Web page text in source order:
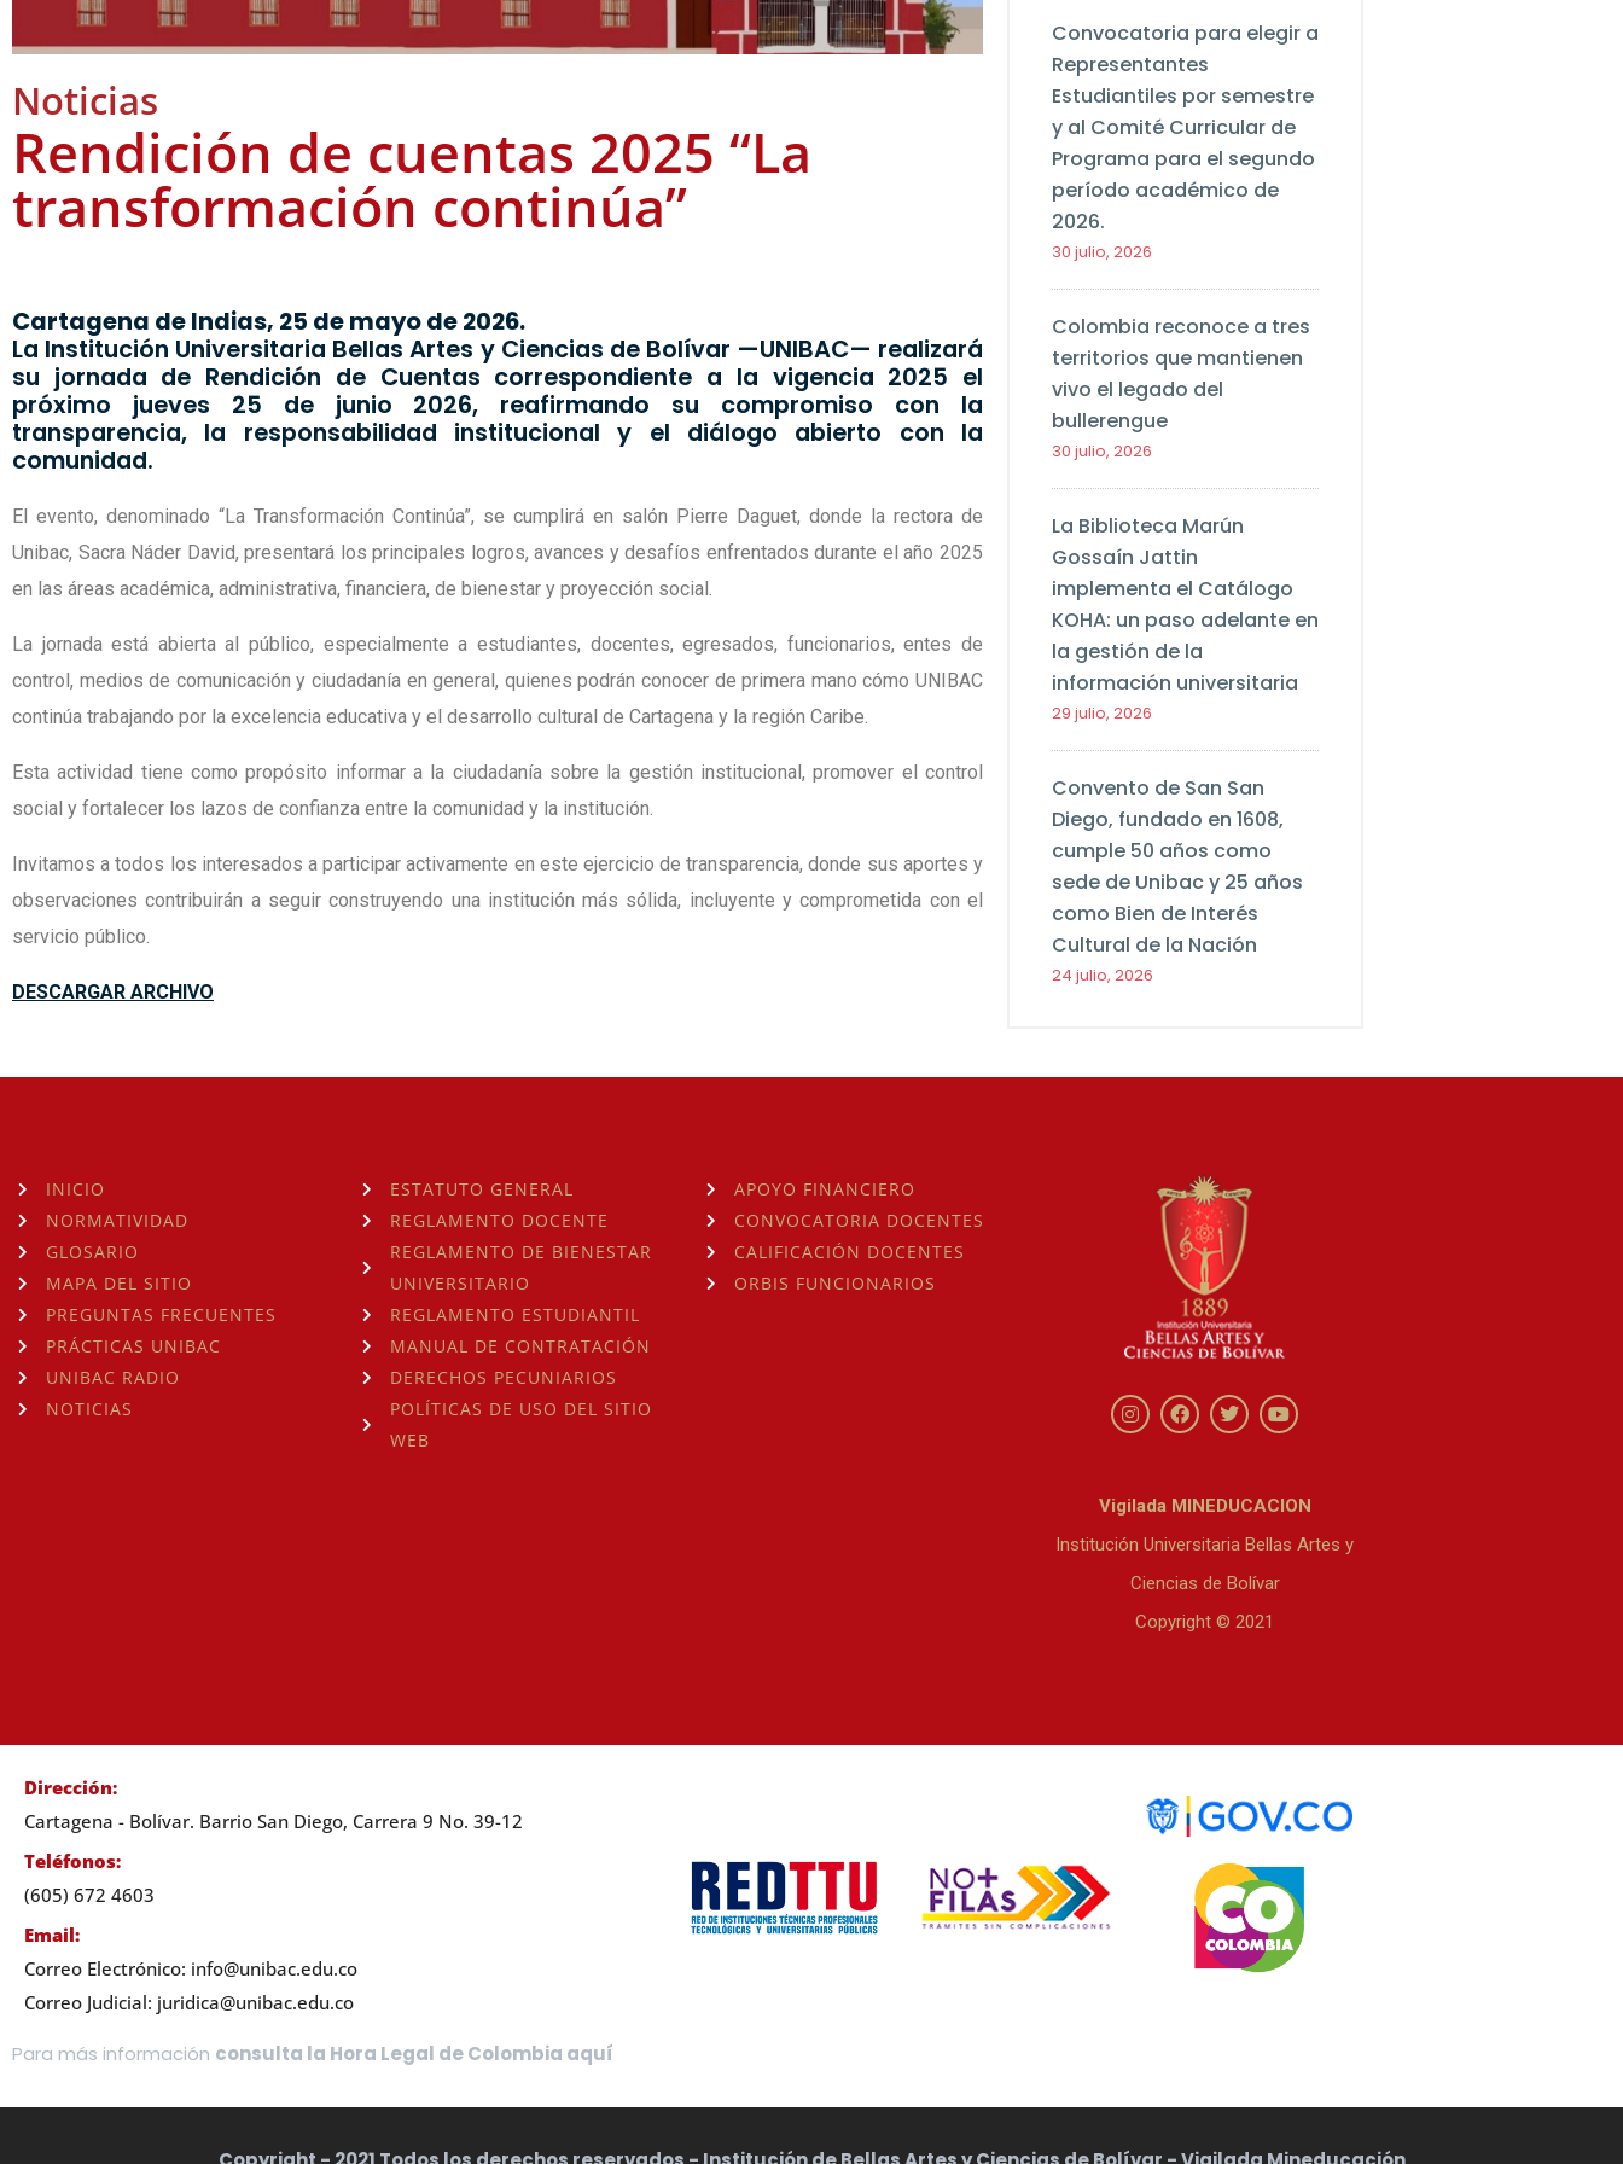
Noticias
Rendición de cuentas 2025 “La
transformación continúa”
Cartagena de Indias, 25 de mayo de 2026.
La Institución Universitaria Bellas Artes y Ciencias de Bolívar —UNIBAC— realizará
su jornada de Rendición de Cuentas correspondiente a la vigencia 2025 el
próximo jueves 25 de junio 2026, reafirmando su compromiso con la
transparencia, la responsabilidad institucional y el diálogo abierto con la
comunidad.
El evento, denominado “La Transformación Continúa”, se cumplirá en salón Pierre Daguet, donde la rectora de
Unibac, Sacra Náder David, presentará los principales logros, avances y desafíos enfrentados durante el año 2025
en las áreas académica, administrativa, financiera, de bienestar y proyección social.
La jornada está abierta al público, especialmente a estudiantes, docentes, egresados, funcionarios, entes de
control, medios de comunicación y ciudadanía en general, quienes podrán conocer de primera mano cómo UNIBAC
continúa trabajando por la excelencia educativa y el desarrollo cultural de Cartagena y la región Caribe.
Esta actividad tiene como propósito informar a la ciudadanía sobre la gestión institucional, promover el control
social y fortalecer los lazos de confianza entre la comunidad y la institución.
Invitamos a todos los interesados a participar activamente en este ejercicio de transparencia, donde sus aportes y
observaciones contribuirán a seguir construyendo una institución más sólida, incluyente y comprometida con el
servicio público.
DESCARGAR ARCHIVO
Convocatoria para elegir a
Representantes
Estudiantiles por semestre
y al Comité Curricular de
Programa para el segundo
período académico de
2026.
30 julio, 2026
Colombia reconoce a tres
territorios que mantienen
vivo el legado del
bullerengue
30 julio, 2026
La Biblioteca Marún
Gossaín Jattin
implementa el Catálogo
KOHA: un paso adelante en
la gestión de la
información universitaria
29 julio, 2026
Convento de San San
Diego, fundado en 1608,
cumple 50 años como
sede de Unibac y 25 años
como Bien de Interés
Cultural de la Nación
24 julio, 2026
INICIO
NORMATIVIDAD
GLOSARIO
MAPA DEL SITIO
PREGUNTAS FRECUENTES
PRÁCTICAS UNIBAC
UNIBAC RADIO
NOTICIAS
ESTATUTO GENERAL
REGLAMENTO DOCENTE
REGLAMENTO DE BIENESTAR
UNIVERSITARIO
REGLAMENTO ESTUDIANTIL
MANUAL DE CONTRATACIÓN
DERECHOS PECUNIARIOS
POLÍTICAS DE USO DEL SITIO
WEB
APOYO FINANCIERO
CONVOCATORIA DOCENTES
CALIFICACIÓN DOCENTES
ORBIS FUNCIONARIOS
Vigilada MINEDUCACION
Institución Universitaria Bellas Artes y
Ciencias de Bolívar
Copyright © 2021
Dirección:
Cartagena - Bolívar. Barrio San Diego, Carrera 9 No. 39-12
Teléfonos:
(605) 672 4603
Email:
Correo Electrónico: info@unibac.edu.co
Correo Judicial: juridica@unibac.edu.co
Para más información consulta la Hora Legal de Colombia aquí